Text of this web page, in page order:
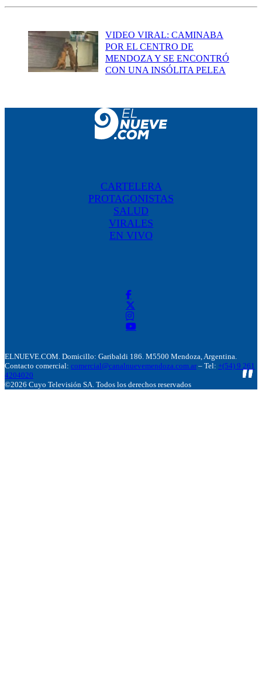
VIDEO VIRAL: CAMINABA
POR EL CENTRO DE
MENDOZA Y SE ENCONTRÓ
CON UNA INSÓLITA PELEA
CARTELERA
PROTAGONISTAS
SALUD
VIRALES
EN VIVO
ELNUEVE.COM. Domicillo: Garibaldi 186. M5500 Mendoza, Argentina.
Contacto comercial: comercial@canalnuevemendoza.com.ar – Tel: +(54) 9 261
4204020
©2026 Cuyo Televisión SA. Todos los derechos reservados